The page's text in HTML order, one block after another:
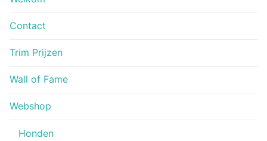
Contact
Trim Prijzen
Wall of Fame
Webshop
Honden